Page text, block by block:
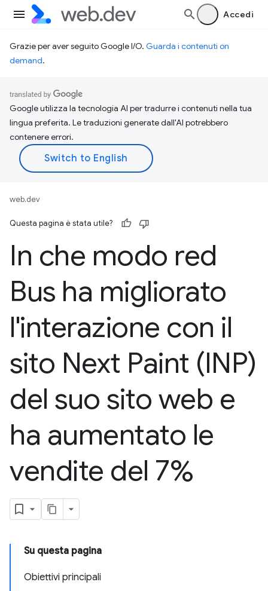
Accedi
Grazie per aver seguito Google I/O. Guarda i contenuti on
demand.
Google utilizza la tecnologia AI per tradurre i contenuti nella tua
lingua preferita. Le traduzioni generate dall'AI potrebbero
contenere errori.
web.dev
Questa pagina è stata utile?
In che modo red
Bus ha migliorato
l'interazione con il
sito Next Paint (INP)
del suo sito web e
ha aumentato le
vendite del 7%
Su questa pagina
Obiettivi principali